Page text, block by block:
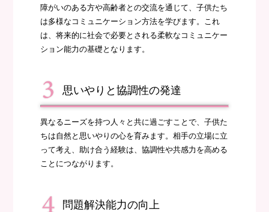
障がいのある方や高齢者との交流を通じて、子供たち
は多様なコミュニケーション方法を学びます。これ
は、将来的に社会で必要とされる柔軟なコミュニケー
ション能力の基礎となります。
思いやりと協調性の発達
異なるニーズを持つ人々と共に過ごすことで、子供た
ちは自然と思いやりの心を育みます。相手の立場に立
って考え、助け合う経験は、協調性や共感力を高める
ことにつながります。
問題解決能力の向上